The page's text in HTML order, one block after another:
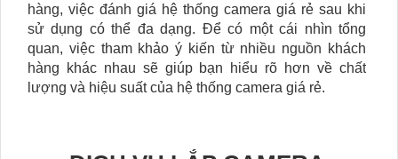
hàng, việc đánh giá hệ thống camera giá rẻ sau khi
sử dụng có thể đa dạng. Để có một cái nhìn tổng
quan, việc tham khảo ý kiến từ nhiều nguồn khách
hàng khác nhau sẽ giúp bạn hiểu rõ hơn về chất
lượng và hiệu suất của hệ thống camera giá rẻ.